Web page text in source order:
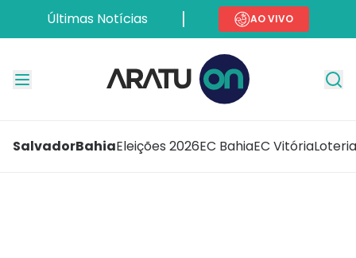
Últimas Notícias AO VIVO
SalvadorBahiaEleições 2026EC BahiaEC Vitória